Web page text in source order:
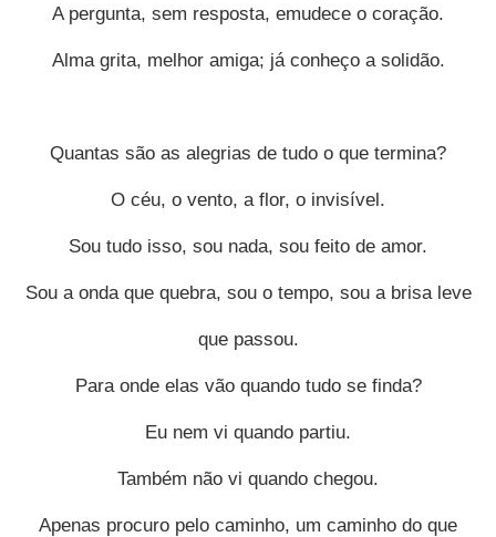
A pergunta, sem resposta, emudece o coração.
Alma grita, melhor amiga; já conheço a solidão.
Quantas são as alegrias de tudo o que termina?
O céu, o vento, a flor, o invisível.
Sou tudo isso, sou nada, sou feito de amor.
Sou a onda que quebra, sou o tempo, sou a brisa leve
que passou.
Para onde elas vão quando tudo se finda?
Eu nem vi quando partiu.
Também não vi quando chegou.
Apenas procuro pelo caminho, um caminho do que